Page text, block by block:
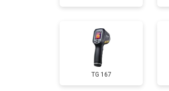
TG 167